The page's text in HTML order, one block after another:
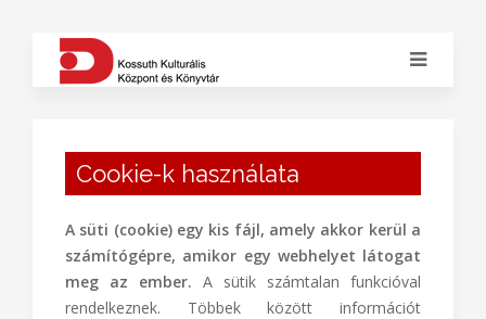
Cookie-k használata
A süti (cookie) egy kis fájl, amely akkor kerül a
számítógépre, amikor egy webhelyet látogat
meg az ember. A sütik számtalan funkcióval
rendelkeznek. Többek között információt